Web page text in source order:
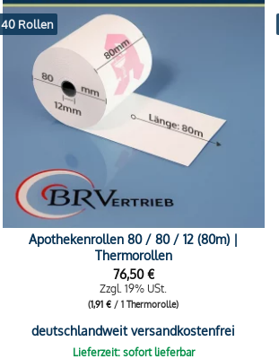
40 Rollen
Apothekenrollen 80 / 80 / 12 (80m) |
Thermorollen
76,50€
Zzgl. 19% USt.
(1,91€ / 1 Thermorolle)
deutschlandweit versandkostenfrei
Lieferzeit: sofort lieferbar